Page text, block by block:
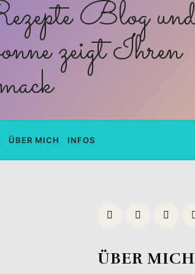
ÜBER MICH INFOS
ÜBER MICH